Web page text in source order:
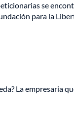
se
para la
La empresaria